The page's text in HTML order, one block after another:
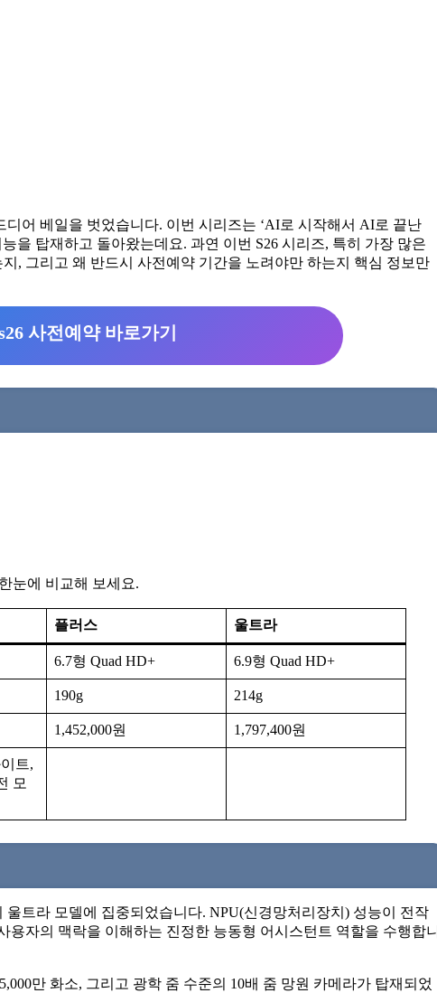
어 베일을 벗었습니다. 이번 시리즈는 ‘AI로 시작해서 AI로 끝난
을 탑재하고 돌아왔는데요. 과연 이번 S26 시리즈, 특히 가장 많은
, 그리고 왜 반드시 사전예약 기간을 노려야만 하는지 핵심 정보만
사전예약 바로가기
눈에 비교해 보세요.
플러스 울트라
6.7형 Quad HD+ 6.9형 Quad HD+
190g 214g
1,452,000원 1,797,400원
트,
모
트라 모델에 집중되었습니다. NPU(신경망처리장치) 성능이 전작
자의 맥락을 이해하는 진정한 능동형 어시스턴트 역할을 수행합니
만 화소, 그리고 광학 줌 수준의 10배 줌 망원 카메라가 탑재되었